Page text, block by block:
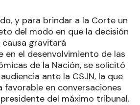
y para brindar a la Corte un
del modo en que la decisión
gravitará
en el desenvolvimiento de las
de la Nación, se solicitó
ante la CSJN, la que
favorable en conversaciones
del máximo tribunal.